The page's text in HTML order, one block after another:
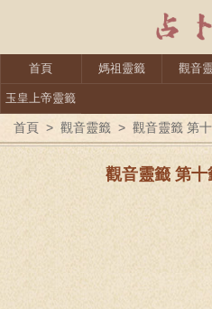
首頁 媽祖靈籤 觀音
玉皇上帝靈籤
首頁 > 觀音靈籤 > 觀音靈籤 第
觀音靈籤 第